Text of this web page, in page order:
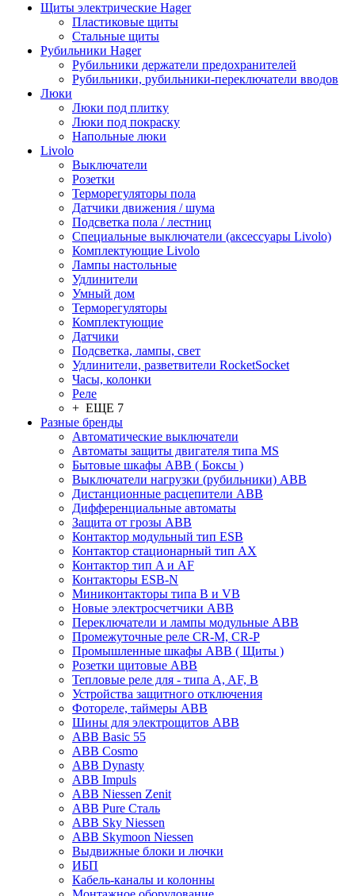
Щиты электрические Hager
Пластиковые щиты
Стальные щиты
Рубильники Hager
Рубильники держатели предохранителей
Рубильники, рубильники-переключатели вводов
Люки
Люки под плитку
Люки под покраску
Напольные люки
Livolo
Выключатели
Розетки
Терморегуляторы пола
Датчики движения / шума
Подсветка пола / лестниц
Специальные выключатели (аксессуары Livolo)
Комплектующие Livolo
Лампы настольные
Удлинители
Умный дом
Терморегуляторы
Комплектующие
Датчики
Подсветка, лампы, свет
Удлинители, разветвители RocketSocket
Часы, колонки
Реле
+ ЕЩЕ 7
Разные бренды
Автоматические выключатели
Автоматы защиты двигателя типа MS
Бытовые шкафы ABB ( Боксы )
Выключатели нагрузки (рубильники) ABB
Дистанционные расцепители ABB
Дифференциальные автоматы
Защита от грозы ABB
Контактор модульный тип ESB
Контактор стационарный тип AX
Контактор тип A и AF
Контакторы ESB-N
Миниконтакторы типа B и VB
Новые электросчетчики ABB
Переключатели и лампы модульные ABB
Промежуточные реле CR-M, CR-P
Промышленные шкафы ABB ( Щиты )
Розетки щитовые ABB
Тепловые реле для - типа A, AF, B
Устройства защитного отключения
Фотореле, таймеры ABB
Шины для электрощитов АВВ
ABB Basic 55
ABB Cosmo
ABB Dynasty
ABB Impuls
ABB Niessen Zenit
ABB Pure Сталь
ABB Sky Niessen
ABB Skymoon Niessen
Выдвижные блоки и лючки
ИБП
Кабель-каналы и колонны